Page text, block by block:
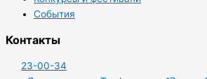
События
Контакты
23-00-34